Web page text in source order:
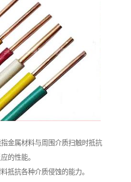
金属材料与周围介质扫触时抵抗
的性能。
抵抗各种介质侵蚀的能力。